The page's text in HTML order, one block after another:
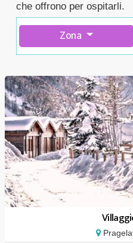
che offrono per ospitarli.
Zona